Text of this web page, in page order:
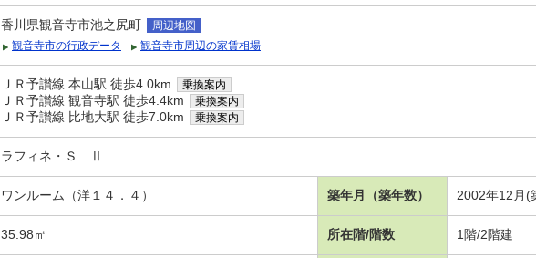
香川県観音寺市池之尻町
周辺地図
観音寺市の行政データ
観音寺市周辺の家賃相場
ＪＲ予讃線 本山駅 徒歩4.0km 乗換案内
ＪＲ予讃線 観音寺駅 徒歩4.4km 乗換案内
ＪＲ予讃線 比地大駅 徒歩7.0km 乗換案内
ラフィネ・Ｓ Ⅱ
ワンルーム（洋１４．４） 築年月（築年数） 2002年12月(
35.98㎡ 所在階/階数 1階/2階建